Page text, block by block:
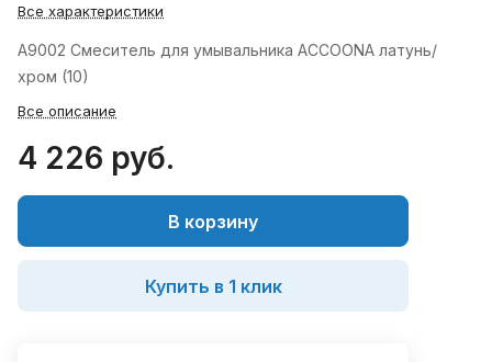
Все характеристики
A9002 Смеситель для умывальника ACCOONA латунь/
хром (10)
Все описание
4 226 руб.
В корзину
Купить в 1 клик